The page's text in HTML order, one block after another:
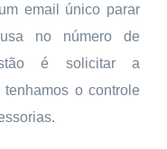
email único parar
no número de
é solicitar a
tenhamos o controle